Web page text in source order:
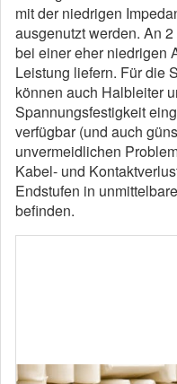
mit der niedrigen
ausgenutzt werden. An
bei einer eher niedrigen
Leistung liefern. Für die
können auch Halbleiter
Spannungsfestigkeit
verfügbar (und auch
unvermeidlichen
Kabel- und
Endstufen in
befinden.